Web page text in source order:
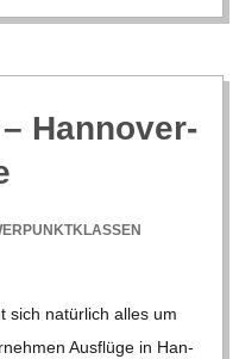
Hannover-
sich natür­lich alles um
Aus­flüge in Han­